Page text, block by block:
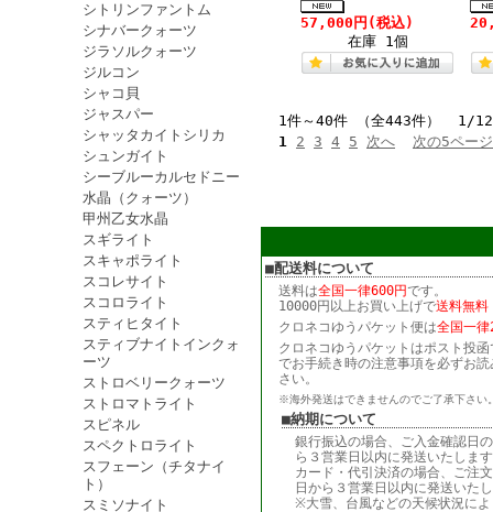
シトリンファントム
シナバークォーツ
ジラソルクォーツ
ジルコン
シャコ貝
ジャスパー
シャッタカイトシリカ
シュンガイト
シーブルーカルセドニー
水晶（クォーツ）
甲州乙女水晶
スギライト
スキャポライト
スコレサイト
スコロライト
スティヒタイト
スティブナイトインクォ
ーツ
ストロベリークォーツ
ストロマトライト
スピネル
スペクトロライト
スフェーン（チタナイ
ト）
スミソナイト
57,000円 (税込)
在庫 1個
1件～40件 （全443件） 1/12
1 2 3 4 5 次へ 次の5ペー
■配送料について
送料は全国一律600円です。
10000円以上お買い上げで送料無料
クロネコゆうパケット便は全国一律
クロネコゆうパケットはポスト投
でお手続き時の注意事項を必ずお
さい。
※海外発送はできませんのでご了承下さい
■納期について
銀行振込の場合、ご入金確認日
ら３営業日以内に発送いたしま
カード・代引決済の場合、ご注
日から３営業日以内に発送いた
※大雪、台風などの天候状況に